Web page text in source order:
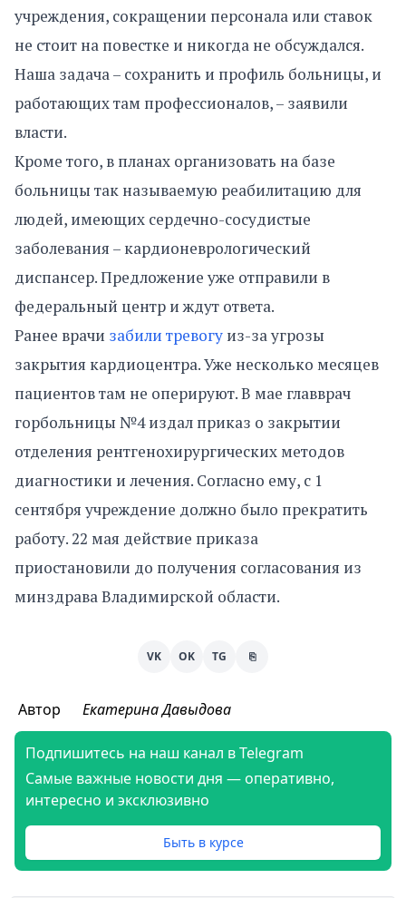
учреждения, сокращении персонала или ставок
не стоит на повестке и никогда не обсуждался.
Наша задача – сохранить и профиль больницы, и
работающих там профессионалов, – заявили
власти.
Кроме того, в планах организовать на базе
больницы так называемую реабилитацию для
людей, имеющих сердечно-сосудистые
заболевания – кардионеврологический
диспансер. Предложение уже отправили в
федеральный центр и ждут ответа.
Ранее врачи забили тревогу из-за угрозы
закрытия кардиоцентра. Уже несколько месяцев
пациентов там не оперируют. В мае главврач
горбольницы №4 издал приказ о закрытии
отделения рентгенохирургических методов
диагностики и лечения. Согласно ему, с 1
сентября учреждение должно было прекратить
работу. 22 мая действие приказа
приостановили до получения согласования из
минздрава Владимирской области.
VK OK TG ⎘
Автор Екатерина Давыдова
Подпишитесь на наш канал в Telegram
Самые важные новости дня — оперативно,
интересно и эксклюзивно
Быть в курсе